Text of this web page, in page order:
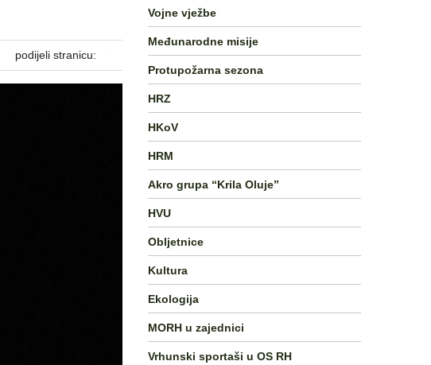
podijeli stranicu:
Vojne vježbe
Međunarodne misije
Protupožarna sezona
HRZ
HKoV
HRM
Akro grupa “Krila Oluje”
HVU
Obljetnice
Kultura
Ekologija
MORH u zajednici
Vrhunski sportaši u OS RH